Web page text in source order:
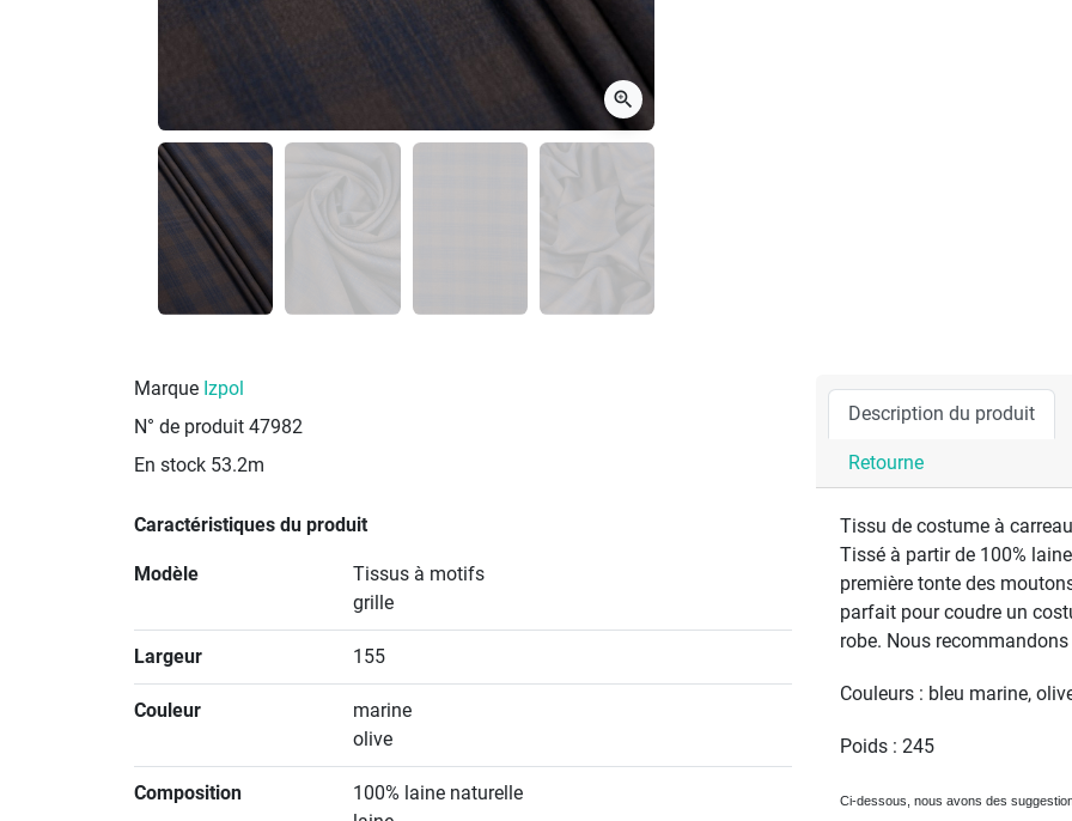
zoom_in
Marque Izpol
N° de produit 47982
En stock 53.2m
Caractéristiques du produit
Modèle
Tissus à motifs
grille
Largeur 155
Couleur
marine
olive
Composition
100% laine naturelle
Description du produit
Retourne
Tissu de costume à
Tissé à partir de 100%
première tonte des
parfait pour coudre un
robe. Nous
Couleurs : bleu marine,
Poids : 245
Ci-dessous, nous avons des